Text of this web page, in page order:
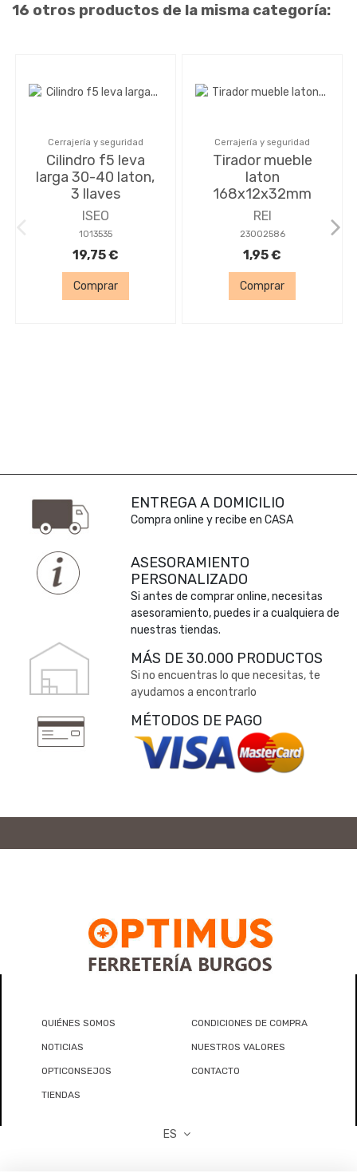
16 otros productos de la misma categoría:
Cerrajería y seguridad
Cilindro f5 leva
larga 30-40 laton,
3 llaves
ISEO
1013535
19,75 €
Comprar
Cerrajería y seguridad
Tirador mueble
laton
168x12x32mm
REI
23002586
1,95 €
Comprar
ENTREGA A DOMICILIO
Compra online y recibe en CASA
ASESORAMIENTO
PERSONALIZADO
Si antes de comprar online, necesitas
asesoramiento, puedes ir a cualquiera de
nuestras tiendas.
MÁS DE 30.000 PRODUCTOS
Si no encuentras lo que necesitas, te
ayudamos a encontrarlo
MÉTODOS DE PAGO
QUIÉNES SOMOS CONDICIONES DE COMPRA
NOTICIAS NUESTROS VALORES
OPTICONSEJOS CONTACTO
TIENDAS
ES